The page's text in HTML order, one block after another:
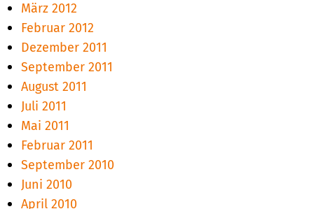
März 2012
Februar 2012
Dezember 2011
September 2011
August 2011
Juli 2011
Mai 2011
Februar 2011
September 2010
Juni 2010
April 2010